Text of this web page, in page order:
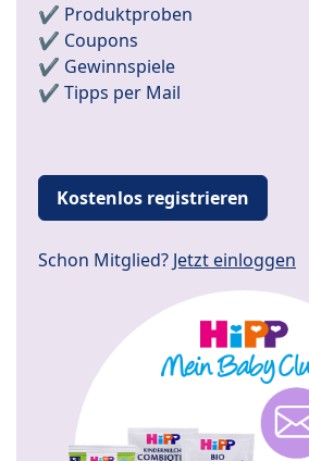
✔️ Produktproben
✔️ Coupons
✔️ Gewinnspiele
✔️ Tipps per Mail
Kostenlos registrieren
Schon Mitglied? Jetzt einloggen